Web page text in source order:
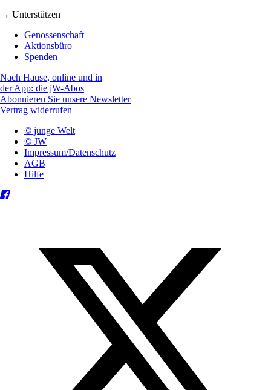
→ Unterstützen
Genossenschaft
Aktionsbüro
Spenden
Nach Hause, online und in
der App: die jW-Abos
Abonnieren Sie unsere Newsletter
Vertrag widerrufen
© junge Welt
© JW
Impressum/Datenschutz
AGB
Hilfe